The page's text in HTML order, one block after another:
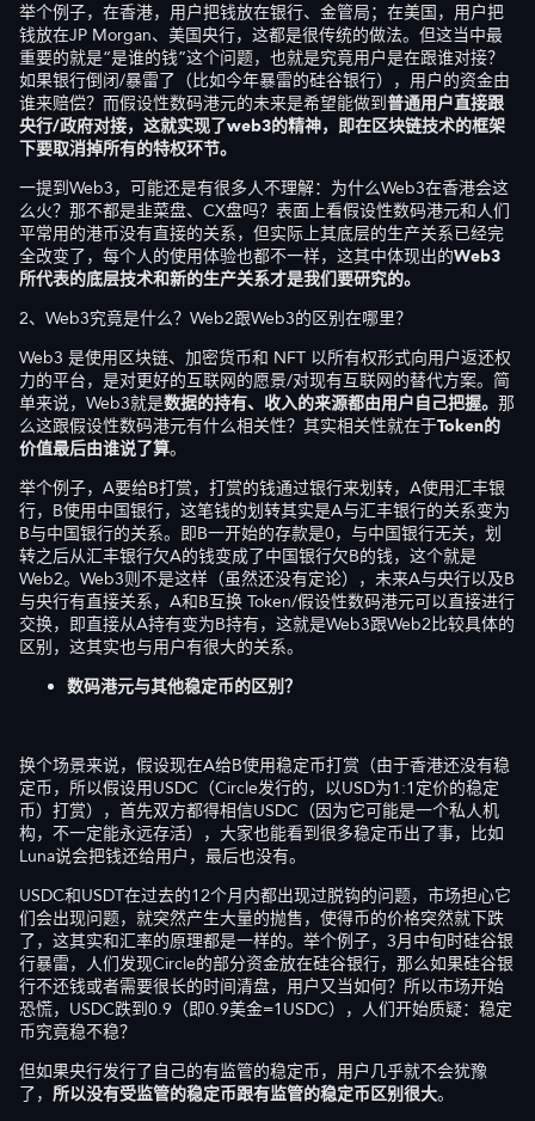
举个例子，在香港，用户把钱放在银行、金管局；在美国，用户把
钱放在JP Morgan、美国央行，这都是很传统的做法。但这当中最
重要的就是“是谁的钱”这个问题，也就是究竟用户是在跟谁对接？
如果银行倒闭/暴雷了（比如今年暴雷的硅谷银行），用户的资金由
谁来赔偿？而假设性数码港元的未来是希望能做到普通用户直接跟
央行/政府对接，这就实现了web3的精神， 即在区块链技术的框架
下要取消掉所有的特权环节。
一提到Web3，可能还是有很多人不理解：为什么Web3在香港会这
么火？那不都是韭菜盘、CX盘吗？表面上看假设性数码港元和人们
平常用的港币没有直接的关系，但实际上其底层的生产关系已经完
全改变了，每个人的使用体验也都不一样，这其中体现出的Web3
所代表的底层技术和新的生产关系才是我们要研究的。
2、Web3究竟是什么？Web2跟Web3的区别在哪里？
Web3 是使用区块链、加密货币和 NFT 以所有权形式向用户返还权
力的平台，是对更好的互联网的愿景/对现有互联网的替代方案。简
单来说，Web3就是数据的持有、 收入的来源都由用户自己把握。 那
么这跟假设性数码港元有什么相关性？其实相关性就在于Token的
价值最后由谁说了算。
举个例子，A要给B打赏，打赏的钱通过银行来划转，A使用汇丰银
行，B使用中国银行，这笔钱的划转其实是A与汇丰银行的关系变为
B与中国银行的关系。即B一开始的存款是0，与中国银行无关，划
转之后从汇丰银行欠A的钱变成了中国银行欠B的钱，这个就是
Web2。Web3则不是这样（虽然还没有定论），未来A与央行以及B
与央行有直接关系，A和B互换 Token/假设性数码港元可以直接进行
交换，即直接从A持有变为B持有，这就是Web3跟Web2比较具体的
区别，这其实也与用户有很大的关系。
数码港元与其他稳定币的区别？
换个场景来说，假设现在A给B使用稳定币打赏（由于香港还没有稳
定币，所以假设用USDC（Circle发行的，以USD为1:1定价的稳定
币）打赏），首先双方都得相信USDC（因为它可能是一个私人机
构，不一定能永远存活），大家也能看到很多稳定币出了事，比如
Luna说会把钱还给用户，最后也没有。
USDC和USDT在过去的12个月内都出现过脱钩的问题，市场担心它
们会出现问题，就突然产生大量的抛售，使得币的价格突然就下跌
了，这其实和汇率的原理都是一样的。举个例子，3月中旬时硅谷银
行暴雷，人们发现Circle的部分资金放在硅谷银行，那么如果硅谷银
行不还钱或者需要很长的时间清盘，用户又当如何？所以市场开始
恐慌，USDC跌到0.9（即0.9美金=1USDC），人们开始质疑：稳定
币究竟稳不稳？
但如果央行发行了自己的有监管的稳定币，用户几乎就不会犹豫
了， 所以没有受监管的稳定币跟有监管的稳定币区别很大。